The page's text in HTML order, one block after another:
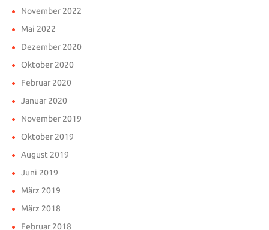
November 2022
Mai 2022
Dezember 2020
Oktober 2020
Februar 2020
Januar 2020
November 2019
Oktober 2019
August 2019
Juni 2019
März 2019
März 2018
Februar 2018